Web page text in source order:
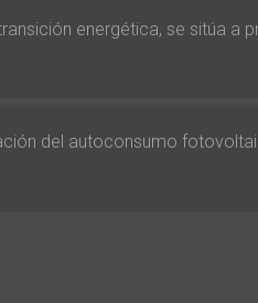
energética, se sitúa a
del autoconsumo